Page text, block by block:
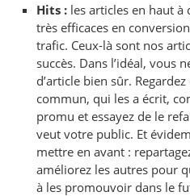
Hits : les articles en haut
très efficaces en
trafic. Ceux-là sont nos
succès. Dans l’idéal, vous
d’article bien sûr.
commun, qui les a écrit,
promu et essayez de le
veut votre public. Et
mettre en avant :
améliorez les autres pour
à les promouvoir dans le